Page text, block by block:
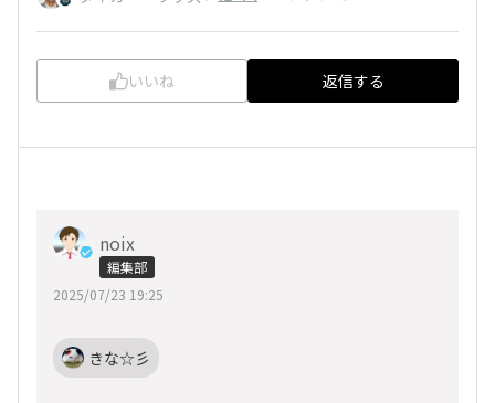
いいね 返信する
noix
編集部
2025/07/23 19:25
きな☆彡